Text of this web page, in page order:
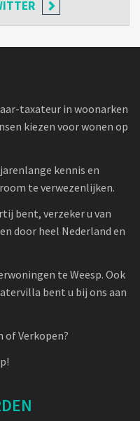
taxateur in woonarken
kiezen voor wonen op
kennis en
te verwezenlijken.
bent, verzeker u van
door heel Nederland en
te Weesp. Ook
bent u bij ons aan
of Verkopen?